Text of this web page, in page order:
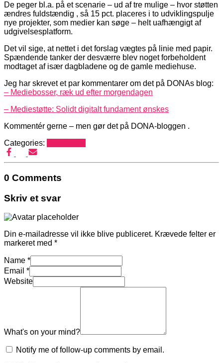
De peger bl.a. på et scenarie – ud af tre mulige – hvor støtten
ændres fuldstændig , så 15 pct. placeres i to udviklingspulje
nye projekter, som medier kan søge – helt uafhængigt af
udgivelsesplatform.
Det vil sige, at nettet i det forslag vægtes på linie med papir.
Spændende tanker der desværre blev noget forbeholdent
modtaget af især dagbladene og de gamle mediehuse.
Jeg har skrevet et par kommentarer om det på DONAs blog:
– Mediebosser, ræk ud efter morgendagen
– Mediestøtte: Solidt digitalt fundament ønskes
Kommentér gerne – men gør det på DONA-bloggen .
Categories:
0 Comments
Skriv et svar
Din e-mailadresse vil ikke blive publiceret. Krævede felter er
markeret med *
Name *
Email *
Website
What's on your mind?
Notify me of follow-up comments by email.